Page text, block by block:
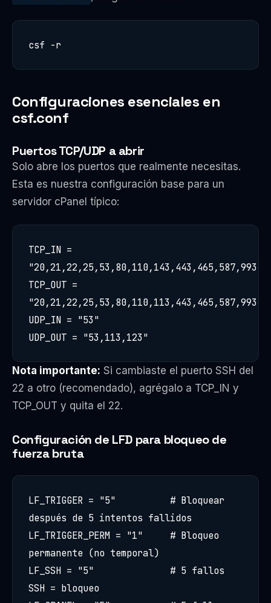
csf -r
Configuraciones esenciales en
csf.conf
Puertos TCP/UDP a abrir
Solo abre los puertos que realmente necesitas.
Esta es nuestra configuración base para un
servidor cPanel típico:
TCP_IN =
TCP_OUT =
UDP_IN = "53"
UDP_OUT = "53,113,123"
Nota importante: Si cambiaste el puerto SSH del
22 a otro (recomendado), agrégalo a TCP_IN y
TCP_OUT y quita el 22.
Configuración de LFD para bloqueo de
fuerza bruta
LF_TRIGGER = "5"          # Bloquear
después de 5 intentos fallidos
LF_TRIGGER_PERM = "1"     # Bloqueo
permanente (no temporal)
LF_SSH = "5"              # 5 fallos
SSH = bloqueo